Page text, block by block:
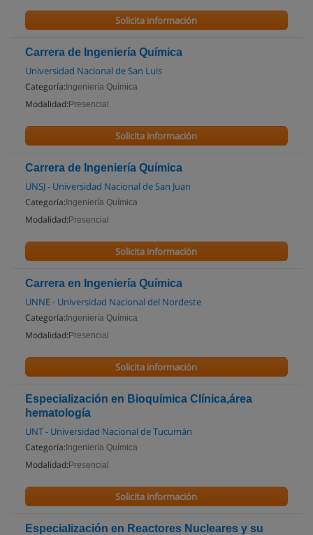
Solicita información
Carrera de Ingeniería Química
Universidad Nacional de San Luis
Categoría: Ingeniería Química
Modalidad: Presencial
Solicita información
Carrera de Ingeniería Química
UNSJ - Universidad Nacional de San Juan
Categoría: Ingeniería Química
Modalidad: Presencial
Solicita información
Carrera en Ingeniería Química
UNNE - Universidad Nacional del Nordeste
Categoría: Ingeniería Química
Modalidad: Presencial
Solicita información
Especialización en Bioquímica Clínica,área
hematología
UNT - Universidad Nacional de Tucumán
Categoría: Ingeniería Química
Modalidad: Presencial
Solicita información
Especialización en Reactores Nucleares y su